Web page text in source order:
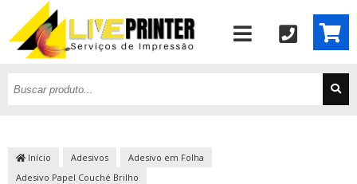
Início Adesivos
Adesivo em Folha
Adesivo Papel Couché Brilho